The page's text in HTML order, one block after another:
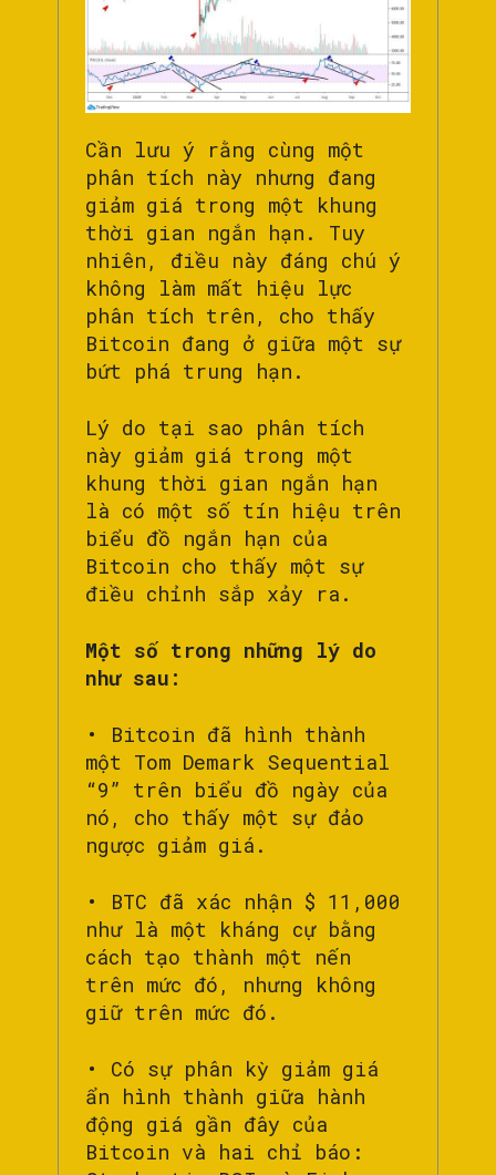
Cần lưu ý rằng cùng một
phân tích này nhưng đang
giảm giá trong một khung
thời gian ngắn hạn. Tuy
nhiên, điều này đáng chú ý
không làm mất hiệu lực
phân tích trên, cho thấy
Bitcoin đang ở giữa một sự
bứt phá trung hạn.
Lý do tại sao phân tích
này giảm giá trong một
khung thời gian ngắn hạn
là có một số tín hiệu trên
biểu đồ ngắn hạn của
Bitcoin cho thấy một sự
điều chỉnh sắp xảy ra.
Một số trong những lý do
như sau:
• Bitcoin đã hình thành
một Tom Demark Sequential
“9” trên biểu đồ ngày của
nó, cho thấy một sự đảo
ngược giảm giá.
• BTC đã xác nhận $ 11,000
như là một kháng cự bằng
cách tạo thành một nến
trên mức đó, nhưng không
giữ trên mức đó.
• Có sự phân kỳ giảm giá
ẩn hình thành giữa hành
động giá gần đây của
Bitcoin và hai chỉ báo: